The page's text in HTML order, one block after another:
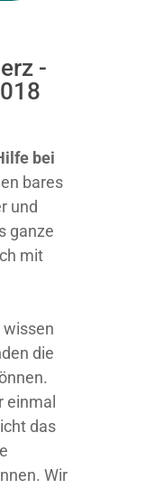
-
bei
bares
und
ganze
mit
wissen
die
einmal
das
Wir